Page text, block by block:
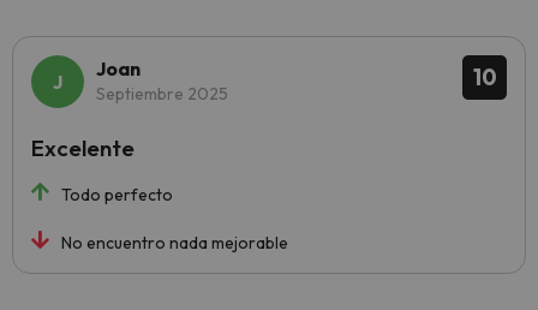
10
Joan
Septiembre 2025
Todo perfecto
No encuentro nada mejorable
Excelente